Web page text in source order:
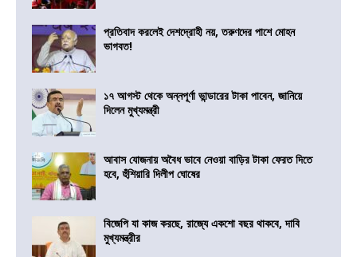
প্রতিবাদ করলেই দেশদ্রোহী নয়, তরুণদের পাশে মোহন
ভাগবত!
১৭ আগস্ট থেকে অন্নপূর্ণা ভান্ডারের টাকা পাবেন, জানিয়ে
দিলেন মুখ্যমন্ত্রী
আবাস যোজনায় অবৈধ ভাবে নেওয়া বাড়ির টাকা ফেরত দিতে
হবে, হুঁশিয়ারি দিলীপ ঘোষের
বিজেপি যা কাজ করছে, রাজ্যে একশো বছর থাকবে, দাবি
মুখ্যমন্ত্রীর